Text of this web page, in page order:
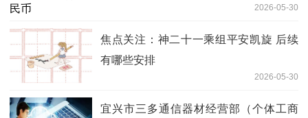
2026-05-30
焦点关注：神二十一乘组平安凯旋 后续
有哪些安排
2026-05-30
宜兴市三多通信器材经营部（个体工商